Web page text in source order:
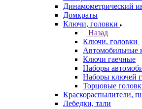
Динамометрический
Домкраты
Ключи, головки
Назад
Ключи, головки
Автомобильные
Ключи гаечные
Наборы
Наборы ключей
Торцовые
Краскораспылители,
Лебедки, тали